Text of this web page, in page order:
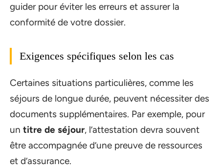
guider pour éviter les erreurs et assurer la
conformité de votre dossier.
Exigences spécifiques selon les cas
Certaines situations particulières, comme les
séjours de longue durée, peuvent nécessiter des
documents supplémentaires. Par exemple, pour
un titre de séjour, l’attestation devra souvent
être accompagnée d’une preuve de ressources
et d’assurance.